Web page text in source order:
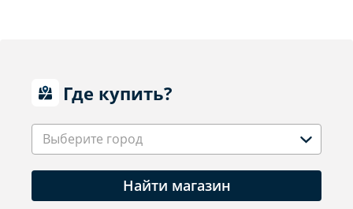
Где купить?
Выберите город
Найти магазин